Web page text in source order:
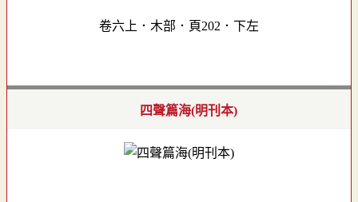
卷六上．木部．頁202．下左
四聲篇海(明刊本)